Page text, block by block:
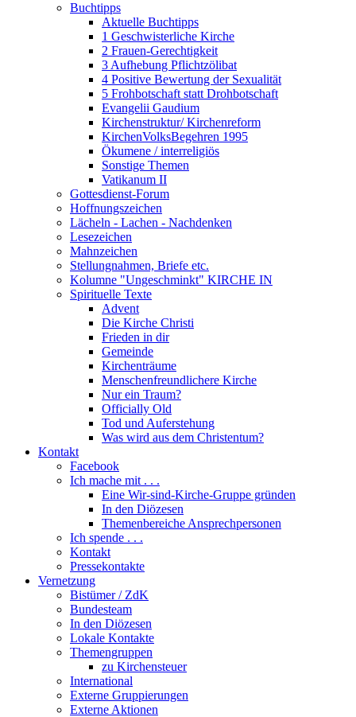
Buchtipps
Aktuelle Buchtipps
1 Geschwisterliche Kirche
2 Frauen-Gerechtigkeit
3 Aufhebung Pflichtzölibat
4 Positive Bewertung der Sexualität
5 Frohbotschaft statt Drohbotschaft
Evangelii Gaudium
Kirchenstruktur/ Kirchenreform
KirchenVolksBegehren 1995
Ökumene / interreligiös
Sonstige Themen
Vatikanum II
Gottesdienst-Forum
Hoffnungszeichen
Lächeln - Lachen - Nachdenken
Lesezeichen
Mahnzeichen
Stellungnahmen, Briefe etc.
Kolumne "Ungeschminkt" KIRCHE IN
Spirituelle Texte
Advent
Die Kirche Christi
Frieden in dir
Gemeinde
Kirchenträume
Menschenfreundlichere Kirche
Nur ein Traum?
Officially Old
Tod und Auferstehung
Was wird aus dem Christentum?
Kontakt
Facebook
Ich mache mit . . .
Eine Wir-sind-Kirche-Gruppe gründen
In den Diözesen
Themenbereiche Ansprechpersonen
Ich spende . . .
Kontakt
Pressekontakte
Vernetzung
Bistümer / ZdK
Bundesteam
In den Diözesen
Lokale Kontakte
Themengruppen
zu Kirchensteuer
International
Externe Gruppierungen
Externe Aktionen